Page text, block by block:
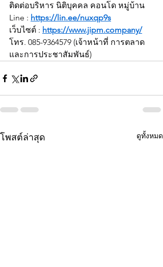
ติดต่อบริหาร นิติบุคคล คอนโด หมู่บ้าน
Line : https://lin.ee/nuxqp9s
เว็บไซต์ : https://www.jipm.company/
โทร. 085-9364579 (เจ้าหน้าที่ การตลาด
และการประชาสัมพันธ์)
โพสต์ล่าสุด ดูทั้งหมด